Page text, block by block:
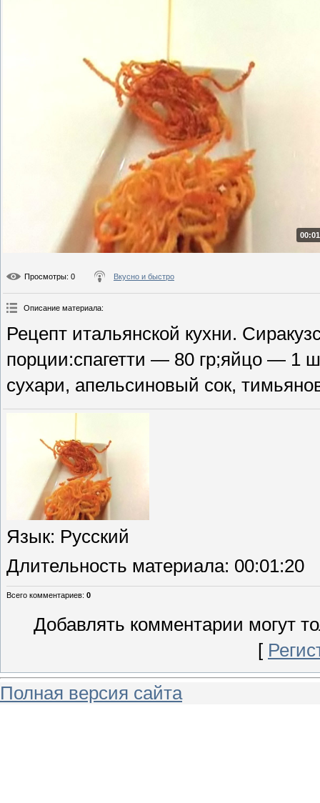
Просмотры: 0 Вкусно и быстро
Описание материала:
Рецепт итальянской кухни.
порции:спагетти — 80 гр;яйцо — 1
сухари, апельсиновый сок,
Язык: Русский
Длительность материала: 00:01:20
Всего комментариев: 0
Добавлять комментарии могут
[
Полная версия сайта